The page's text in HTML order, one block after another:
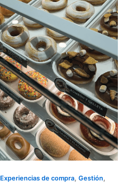
Experiencias de compra, Gestión,